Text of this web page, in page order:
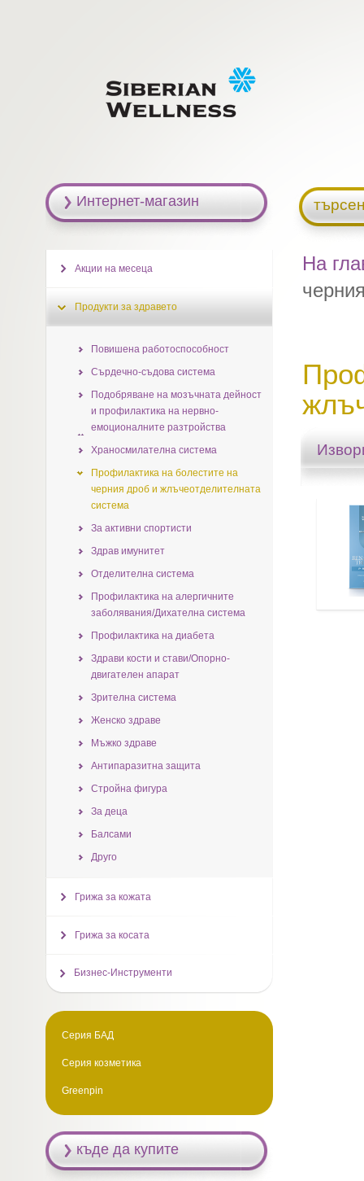
На
Интернет-магазин
Акции на месеца
Продукти за здравето
Повишена работоспособност
Сърдечно-съдова система
Подобряване на мозъчната дейност
и профилактика на нервно-
емоционалните разтройства
Храносмилателна система
Профилактика на болестите на
черния дрoб и жлъчеотделителната
система
За активни спортисти
Здрав имунитет
Отделителна система
Профилактика на алергичните
заболявания/Дихателна система
Профилактика на диабета
Здрави кости и стави/Опорно-
двигателен апарат
Зрителна система
Женско здраве
Мъжко здраве
Антипаразитна защита
Стройна фигура
За деца
Балсами
Друго
Грижа за кожата
Грижа за косата
Бизнес-Инструменти
Серия БАД
Серия козметика
Greenpin
къде да купите